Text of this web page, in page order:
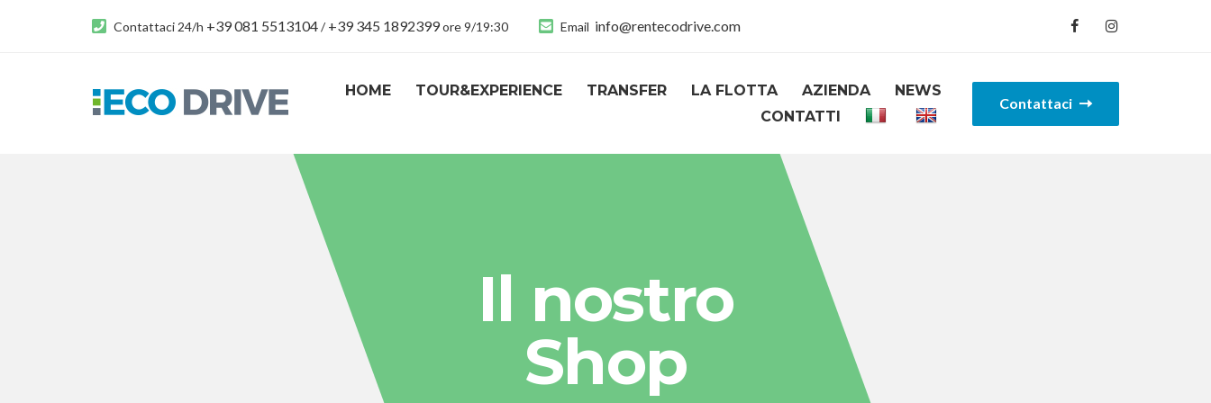
Contattaci 24/h +39 081 5513104/+39 345 1892399ore 9/19:30 Email info@rentecodrive.com
HOME TOUR&EXPERIENCE TRANSFER LA FLOTTA AZIENDA
NEWS
CONTATTI
Contattaci
Il nostro
Shop